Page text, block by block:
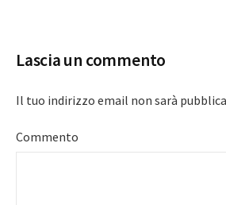
Lascia un commento
Il tuo indirizzo email non sarà
Commento